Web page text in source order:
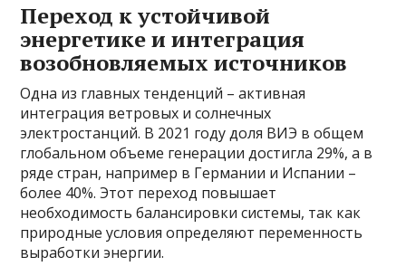
Переход к устойчивой
энергетике и интеграция
возобновляемых источников
Одна из главных тенденций – активная
интеграция ветровых и солнечных
электростанций. В 2021 году доля ВИЭ в общем
глобальном объеме генерации достигла 29%, а в
ряде стран, например в Германии и Испании –
более 40%. Этот переход повышает
необходимость балансировки системы, так как
природные условия определяют переменность
выработки энергии.